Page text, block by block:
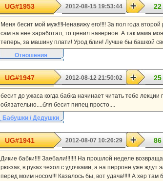
UG#1953 2012-08-15 19:53:44 22
Меня бесит мой муж!!!Ненавижу его!!!! За пол года
сам на нее заработал, то ценил наверное. А так мама
теперь, за машину плати! Урод блин! Лучше бы башкой
Отношения
UG#1947 2012-08-12 21:50:02 25
бесит до ужаса когда бабка начинает читать тебе
обязательно....бля бесит пипец просто....
Бабушки / Дедушки
UG#1941 2012-08-07 10:26:29 86
Дикие бабки!!!! Заебали!!!!!!! На прошлой неделе
рюкзак, в руках чехол с удочками, а на перроне уже ждут
перед моим носом!!! Казалось бы, вот удача!!!!! А хер там